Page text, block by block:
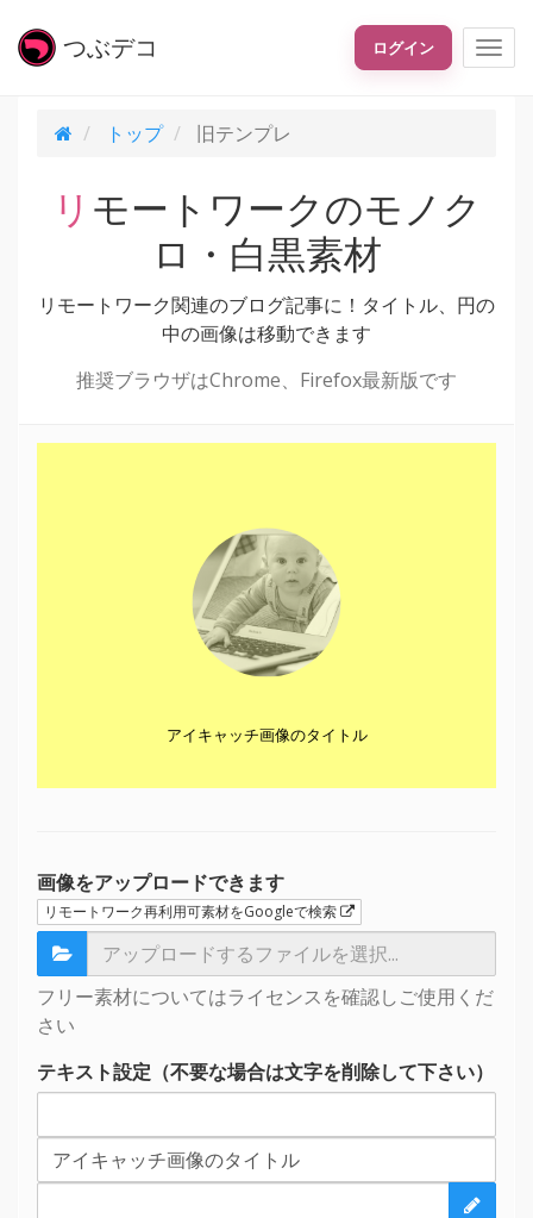
つぶデコ ログイン
トップ 旧テンプレ
リモートワークのモノク
ロ・白黒素材
リモートワーク関連のブログ記事に！タイトル、円の
中の画像は移動できます
推奨ブラウザはChrome、Firefox最新版です
アイキャッチ画像のタイトル
画像をアップロードできます
リモートワーク再利用可素材をGoogleで検索
フリー素材についてはライセンスを確認しご使用くだ
さい
テキスト設定（不要な場合は文字を削除して下さい）